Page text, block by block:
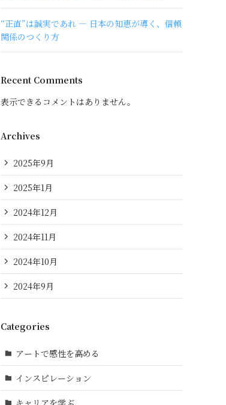
“正直”は誠実であれ ― 日本の知恵が導く、信頼
関係のつくり方
Recent Comments
表示できるコメントはありません。
Archives
2025年9月
2025年1月
2024年12月
2024年11月
2024年10月
2024年9月
Categories
アートで感性を高める
インスピレーション
キャリアを学ぶ